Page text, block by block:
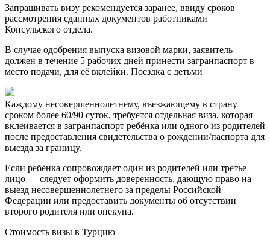
Запрашивать визу рекомендуется заранее, ввиду сроков
рассмотрения сданных документов работниками
Консульского отдела.
В случае одобрения выпуска визовой марки, заявитель
должен в течение 5 рабочих дней принести загранпаспорт в
место подачи, для её вклейки. Поездка с детьми
Каждому несовершеннолетнему, въезжающему в страну
сроком более 60/90 суток, требуется отдельная виза, которая
вклеивается в загранпаспорт ребёнка или одного из родителей
после предоставления свидетельства о рождении/паспорта для
выезда за границу.
Если ребёнка сопровождает один из родителей или третье
лицо — следует оформить доверенность, дающую право на
выезд несовершеннолетнего за пределы Российской
Федерации или предоставить документы об отсутствии
второго родителя или опекуна.
Стоимость визы в Турцию